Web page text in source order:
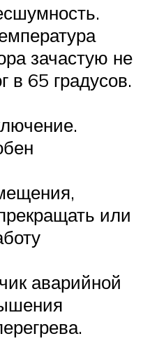
зачастую не
в 65 градусов.
или
аварийной